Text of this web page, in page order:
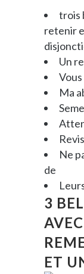
trois
retenir
Un
Ma
Ne
de
3
ET